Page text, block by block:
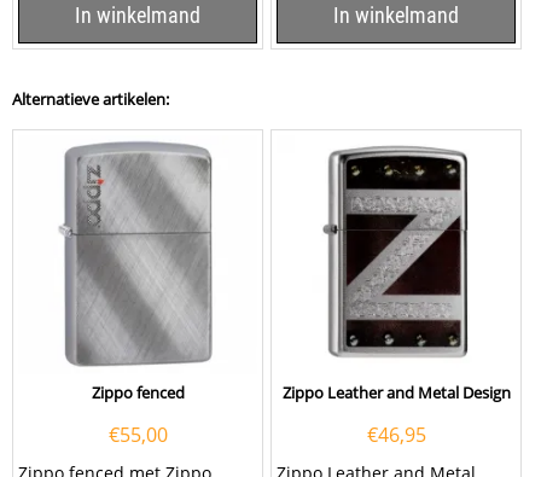
In winkelmand In winkelmand
Alternatieve artikelen:
Zippo fenced
€55,00
Zippo fenced met Zippo
Zippo Leather and Metal Design
€46,95
Zippo Leather and Metal